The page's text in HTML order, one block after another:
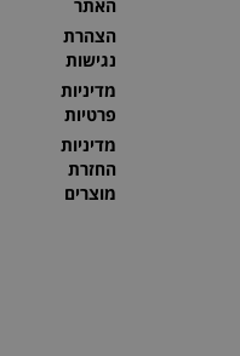
האתר
הצהרת
נגישות
מדיניות
פרטיות
מדיניות
החזרת
מוצרים